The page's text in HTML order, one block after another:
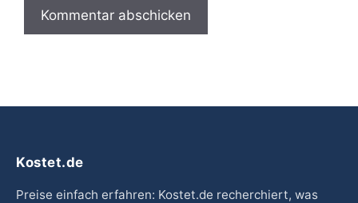
Kostet.de
Preise einfach erfahren: Kostet.de recherchiert, was